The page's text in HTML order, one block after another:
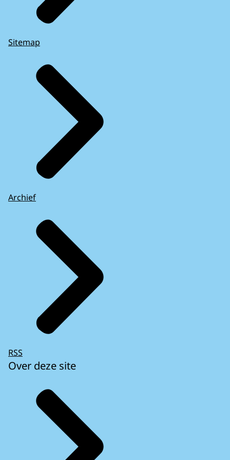
Sitemap
Archief
RSS
Over deze site